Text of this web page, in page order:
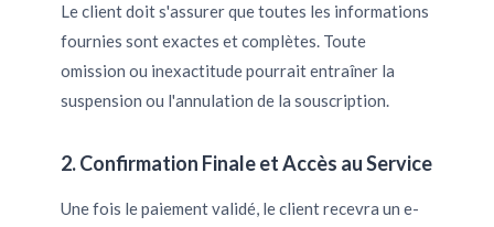
Le client doit s'assurer que toutes les informations
fournies sont exactes et complètes. Toute
omission ou inexactitude pourrait entraîner la
suspension ou l'annulation de la souscription.
2. Confirmation Finale et Accès au Service
Une fois le paiement validé, le client recevra un e-